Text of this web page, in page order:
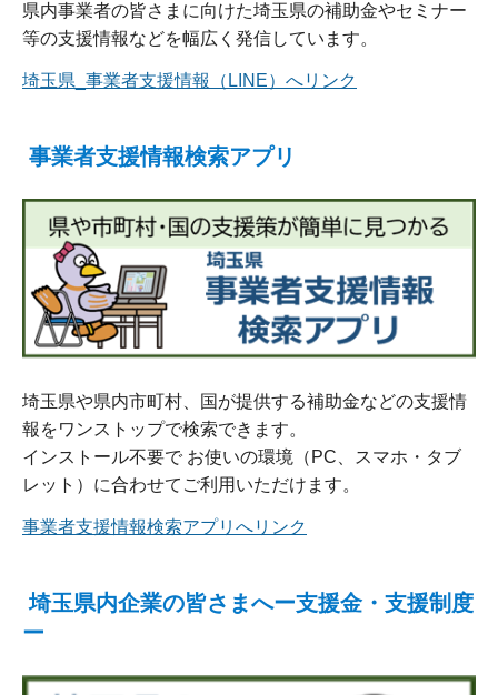
県内事業者の皆さまに向けた埼玉県の補助金やセミナー
等の支援情報などを幅広く発信しています。
埼玉県_事業者支援情報（LINE）へリンク
事業者支援情報検索アプリ
埼玉県や県内市町村、国が提供する補助金などの支援情
報をワンストップで検索できます。
インストール不要で お使いの環境（PC、スマホ・タブ
レット）に合わせてご利用いただけます。
事業者支援情報検索アプリへリンク
埼玉県内企業の皆さまへー支援金・支援制度
ー